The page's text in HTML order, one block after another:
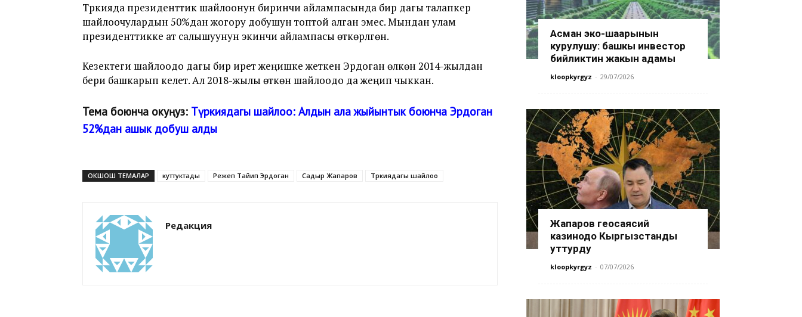
Түркияда президенттик шайлоонун биринчи айлампасында бир дагы талапкер
шайлоочулардын 50%дан жогору добушун топтой алган эмес. Мындан улам
президенттикке ат салышуунун экинчи айлампасы өткөрүлгөн.
Кезектеги шайлоодо дагы бир ирет жеңишке жеткен Эрдоган өлкөнү 2014-жылдан
бери башкарып келет. Ал 2018-жылы өткөн шайлоодо да жеңип чыккан.
Тема боюнча окуңуз: Түркиядагы шайлоо: Алдын ала жыйынтык боюнча Эрдоган
52%дан ашык добуш алды
ОКШОШ ТЕМАЛАР куттуктады Режеп Тайип Эрдоган Садыр Жапаров Түркиядагы шайлоо
Редакция
Асман эко-шаарынын
курулушу: башкы инвестор
бийликтин жакын адамы
kloopkyrgyz - 29/07/2026
Жапаров геосаясий
казинодо Кыргызстанды
уттурду
kloopkyrgyz - 07/07/2026